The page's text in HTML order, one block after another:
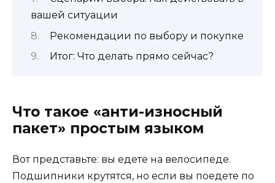
вашей ситуации
Рекомендации по выбору и покупке
Итог: Что делать прямо сейчас?
Что такое «анти-износный
пакет» простым языком
Вот представьте: вы едете на велосипеде.
Подшипники крутятся, но если вы поедете по